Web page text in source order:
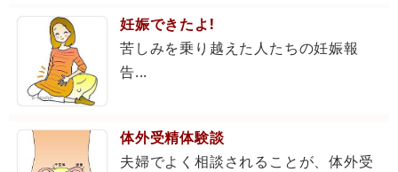
妊娠できたよ!
苦しみを乗り越えた人たちの妊娠報
告...
体外受精体験談
夫婦でよく相談されることが、体外受